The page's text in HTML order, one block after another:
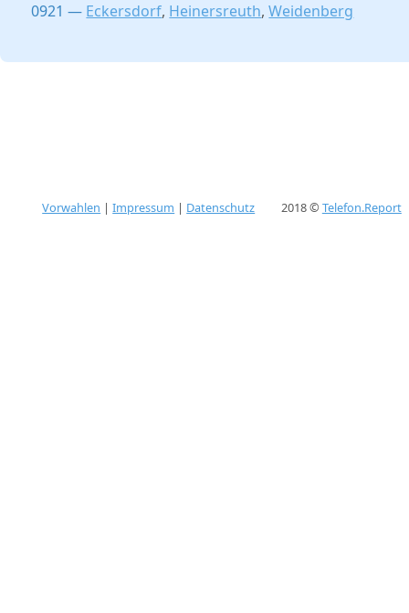
0921 — Eckersdorf, Heinersreuth,Weidenberg
Vorwahlen |Impressum | Datenschutz 2018 © Telefon.Report